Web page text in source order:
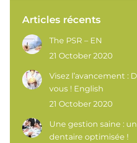
Articles récents
The PSR – EN
21 October 2020
Visez l’avancement :
vous ! English
21 October 2020
Une gestion saine :
dentaire optimisée !